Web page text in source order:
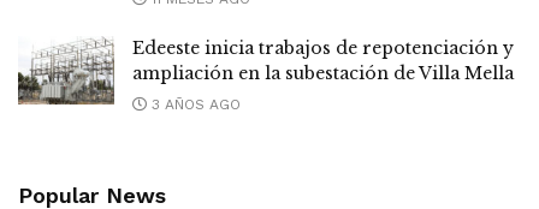
Edeeste inicia trabajos de repotenciación y
ampliación en la subestación de Villa Mella
3 AÑOS AGO
Popular News